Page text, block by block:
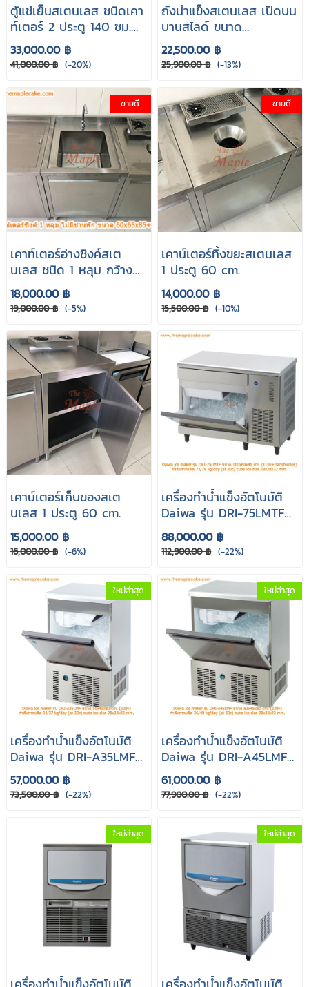
ตู้แช่เย็นสเตนเลส ชนิดเคา
ท์เตอร์ 2 ประตู 140 ซม.
รุ่น CPC2-1400CL-BR
33,000.00 ฿
41,000.00 ฿ (-20%)
ถังน้ำแข็งสเตนเลส เปิดบน
บานสไลด์ ขนาด
100x65x85 cm.
22,500.00 ฿
25,900.00 ฿ (-13%)
ขายดี
เคาท์เตอร์อ่างซิงค์สเต
นเลส ชนิด 1 หลุม กว้าง
60 cm. AMZ
18,000.00 ฿
19,000.00 ฿ (-5%)
ขายดี
เคาน์เตอร์ทิ้งขยะสเตนเลส
1 ประตู 60 cm.
14,000.00 ฿
15,500.00 ฿ (-10%)
เคาน์เตอร์เก็บของสเต
นเลส 1 ประตู 60 cm.
15,000.00 ฿
16,000.00 ฿ (-6%)
เครื่องทำน้ำแข็งอัตโนมัติ
Daiwa รุ่น DRI-75LMTF
(Cube cap 79 kg.)
88,000.00 ฿
112,900.00 ฿ (-22%)
ใหม่ล่าสุด
เครื่องทำน้ำแข็งอัตโนมัติ
Daiwa รุ่น DRI-A35LMF
(Cube cap 42 kg.)
57,000.00 ฿
73,500.00 ฿ (-22%)
ใหม่ล่าสุด
เครื่องทำน้ำแข็งอัตโนมัติ
Daiwa รุ่น DRI-A45LMF
(Cube cap 48 kg.)
61,000.00 ฿
77,900.00 ฿ (-22%)
ใหม่ล่าสุด ใหม่ล่าสุด